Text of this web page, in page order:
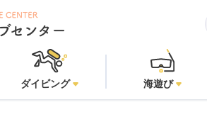
安良
ダイビング 海遊び